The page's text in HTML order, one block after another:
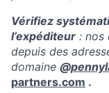
Vérifiez
l’expéditeur : nos
depuis des
domaine @
partners.com .